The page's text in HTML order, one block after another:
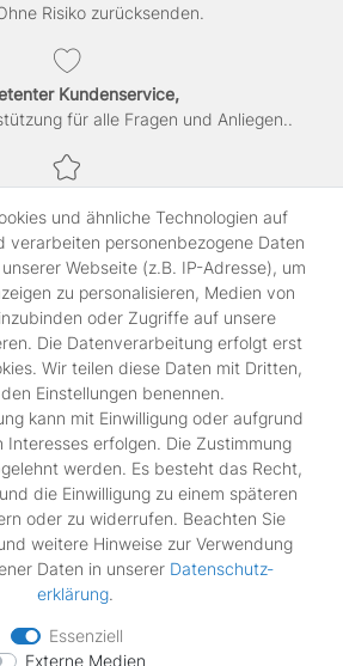
Risiko zurücksenden.
Kundenservice,
für alle Fragen und Anliegen..
Abwicklung für maximale Sicherheit.
Shop
Kontakt
Rechtliches
Widerrufs­recht
Impressum
AGB
Vertrag widerrufen
und ähnliche Technologien auf
verarbeiten personenbezogene Daten
Webseite (z.B. IP-Adresse), um
zu personalisieren, Medien von
oder Zugriffe auf unsere
Die Datenverarbeitung erfolgt erst
Wir teilen diese Daten mit Dritten,
Einstellungen benennen.
kann mit Einwilligung oder aufgrund
erfolgen. Die Zustimmung
werden. Es besteht das Recht,
die Einwilligung zu einem späteren
oder zu widerrufen. Beachten Sie
weitere Hinweise zur Verwendung
Daten in unserer Daten­schutz­
erklärung.
Essenziell
Externe Medien